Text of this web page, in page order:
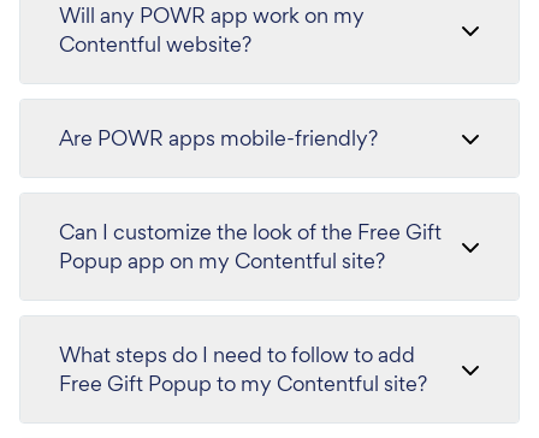
Will any POWR app work on my
Contentful website?
Are POWR apps mobile-friendly?
Can I customize the look of the Free Gift
Popup app on my Contentful site?
What steps do I need to follow to add
Free Gift Popup to my Contentful site?